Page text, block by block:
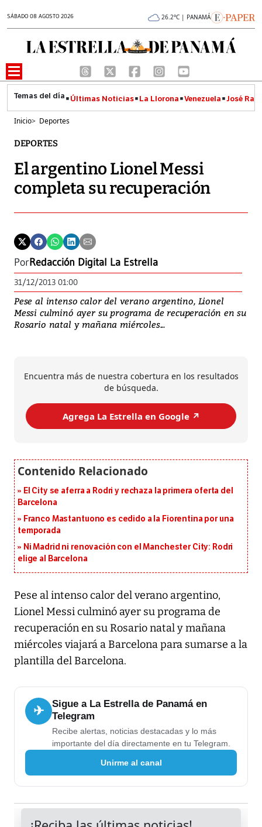
SÁBADO 08 AGOSTO 2026 26.2°C | PANAMÁ
Últimas Noticias La Llorona Venezuela José
Inicio> Deportes
DEPORTES
El argentino Lionel Messi
completa su recuperación
PorRedacción Digital La Estrella
31/12/2013 01:00
Pese al intenso calor del verano argentino, Lionel
Messi culminó ayer su programa de recuperación en su
Rosario natal y mañana miércoles...
Encuentra más de nuestra cobertura en los resultados
de búsqueda.
Agrega La Estrella en Google ↗️
El City se aferra a Rodri y rechaza la primera oferta del
Barcelona
Franco Mastantuono es cedido a la Fiorentina por una
temporada
Ni Madrid ni renovación con el Manchester City: Rodri
elige al Barcelona
Pese al intenso calor del verano argentino,
Lionel Messi culminó ayer su programa de
recuperación en su Rosario natal y mañana
miércoles viajará a Barcelona para sumarse a la
plantilla del Barcelona.
✈
Sigue a La Estrella de Panamá en
Telegram
Recibe alertas, noticias destacadas y lo más
importante del día directamente en tu Telegram.
Unirme al canal